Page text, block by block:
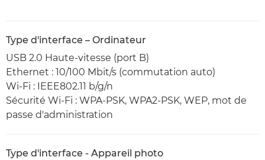
Type d'interface – Ordinateur
USB 2.0 Haute-vitesse (port B)
Ethernet : 10/100 Mbit/s (commutation auto)
Wi-Fi : IEEE802.11 b/g/n
Sécurité Wi-Fi : WPA-PSK, WPA2-PSK, WEP, mot de
passe d'administration
Type d'interface - Appareil photo